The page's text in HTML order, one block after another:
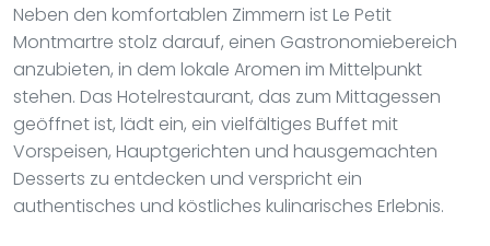
Neben den komfortablen Zimmern ist Le Petit
Montmartre stolz darauf, einen Gastronomiebereich
anzubieten, in dem lokale Aromen im Mittelpunkt
stehen. Das Hotelrestaurant, das zum Mittagessen
geöffnet ist, lädt ein, ein vielfältiges Buffet mit
Vorspeisen, Hauptgerichten und hausgemachten
Desserts zu entdecken und verspricht ein
authentisches und köstliches kulinarisches Erlebnis.